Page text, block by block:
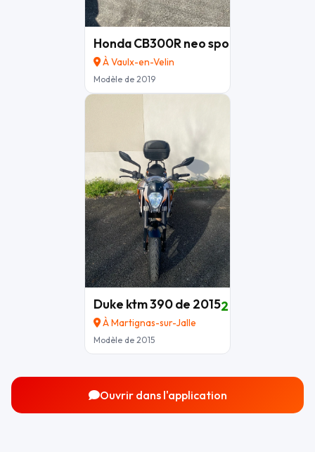
Honda CB300R neo sport cafe ABS
À Vaulx-en-Velin
Modèle de 2019
Duke ktm 390 de 2015
À Martignas-sur-Jalle
Modèle de 2015
2 700 €
Ouvrir dans l'application